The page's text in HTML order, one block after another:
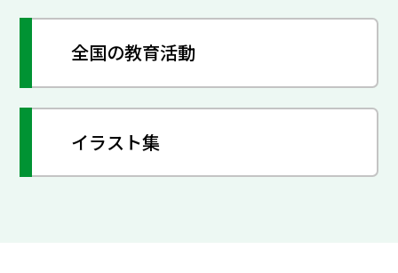
全国の教育活動
イラスト集